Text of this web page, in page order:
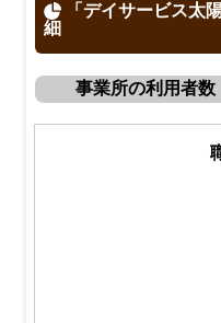
「デイサービス太
細
事業所の利用者数